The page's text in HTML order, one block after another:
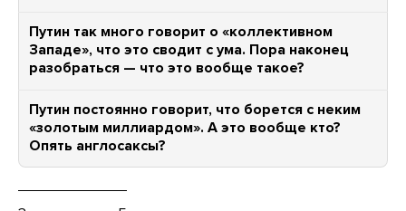
Путин так много говорит о «коллективном
Западе», что это сводит с ума. Пора наконец
разобраться — что это вообще такое?
Путин постоянно говорит, что борется с неким
«золотым миллиардом». А это вообще кто?
Опять англосаксы?